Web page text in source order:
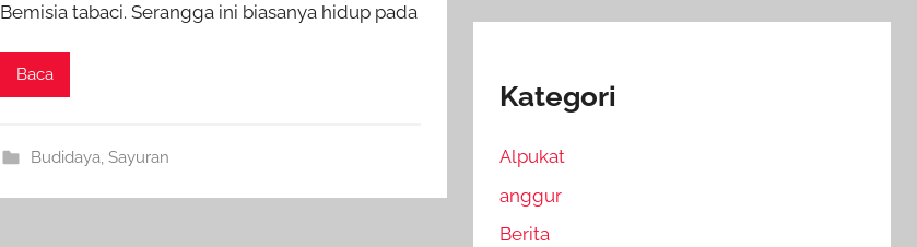
Bemisia tabaci. Serangga ini biasanya hidup pada
Baca
Budidaya Sayuran
Kategori
Alpukat
anggur
Berita